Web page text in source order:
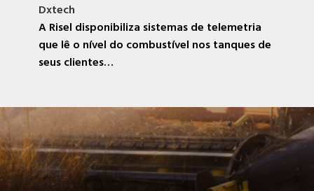
Dxtech
A Risel disponibiliza sistemas de telemetria
que lê o nível do combustível nos tanques de
seus clientes…